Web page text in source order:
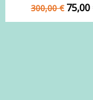
Prix
de
300,00 € Prix
75,00